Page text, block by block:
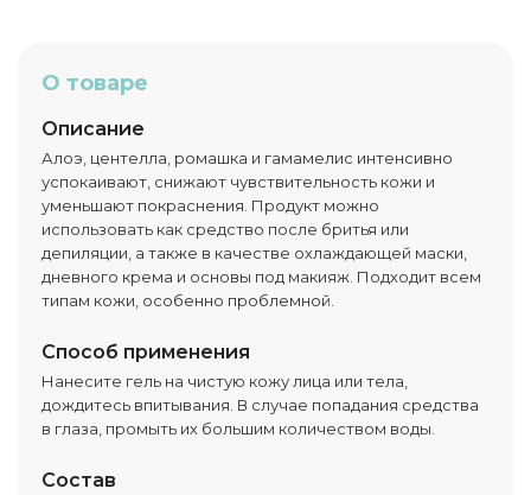
О товаре
Описание
Алоэ, центелла, ромашка и гамамелис интенсивно
успокаивают, снижают чувствительность кожи и
уменьшают покраснения. Продукт можно
использовать как средство после бритья или
депиляции, а также в качестве охлаждающей маски,
дневного крема и основы под макияж. Подходит всем
типам кожи, особенно проблемной.
Способ применения
Нанесите гель на чистую кожу лица или тела,
дождитесь впитывания. В случае попадания средства
в глаза, промыть их большим количеством воды.
Состав